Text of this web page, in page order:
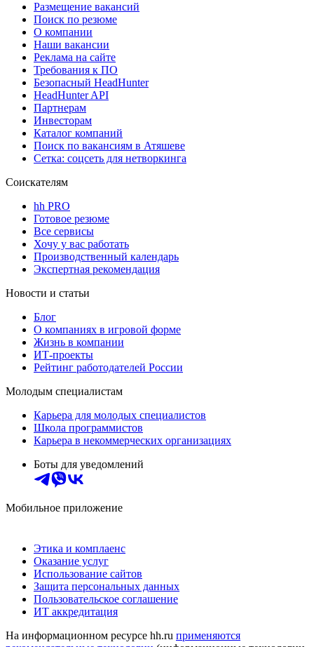
Размещение вакансий
Поиск по резюме
О компании
Наши вакансии
Реклама на сайте
Требования к ПО
Безопасный HeadHunter
HeadHunter API
Партнерам
Инвесторам
Каталог компаний
Поиск по вакансиям в Атяшеве
Сетка: соцсеть для нетворкинга
Соискателям
hh PRO
Готовое резюме
Все сервисы
Хочу у вас работать
Производственный календарь
Экспертная рекомендация
Новости и статьи
Блог
О компаниях в игровой форме
Жизнь в компании
ИТ-проекты
Рейтинг работодателей России
Молодым специалистам
Карьера для молодых специалистов
Школа программистов
Карьера в некоммерческих организациях
Боты для уведомлений
Мобильное приложение
Этика и комплаенс
Оказание услуг
Использование сайтов
Защита персональных данных
Пользовательское соглашение
ИТ аккредитация
На информационном ресурсе hh.ru применяются